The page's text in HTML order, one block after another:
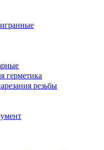
герметика
резьбы